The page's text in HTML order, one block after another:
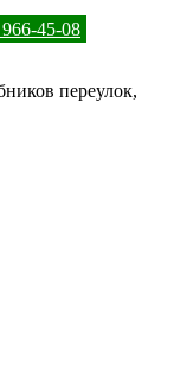
45-08
переулок,